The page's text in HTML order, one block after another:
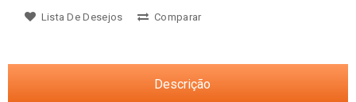
Lista De Desejos Comparar
Descrição